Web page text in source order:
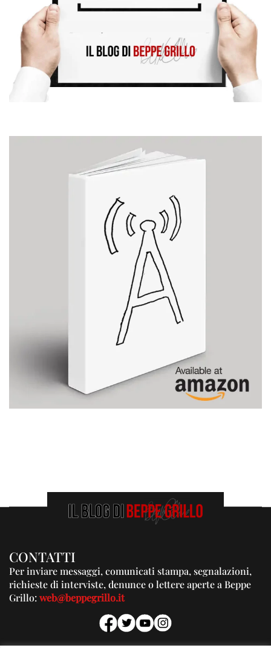
CONTATTI
Per inviare messaggi, comunicati stampa, segnalazioni,
richieste di interviste, denunce o lettere aperte a Beppe
Grillo:web@beppegrillo.it